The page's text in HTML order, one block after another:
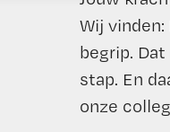
Wij
begrip.
stap. En
onze